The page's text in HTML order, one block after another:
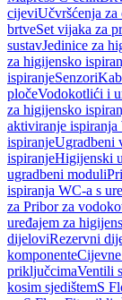
cijeviUčvršćenja za
brtveSet vijaka za
sustavJedinice za
za higijensko
ispiranjeSenzori
pločeVodokotlići i
za higijensko
aktiviranje ispiranja
ispiranjeUgradbeni
ispiranjeHigijenski
ugradbeni moduli
ispiranja WC-a s
za Pribor za
uređajem za
dijeloviRezervni
komponente
priključcimaVentili
kosim sjedištemS